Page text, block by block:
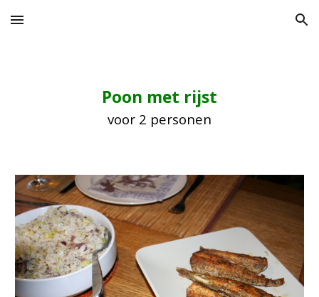
Skip to main content Skip to navigation
Poon met rijst
voor 2 personen